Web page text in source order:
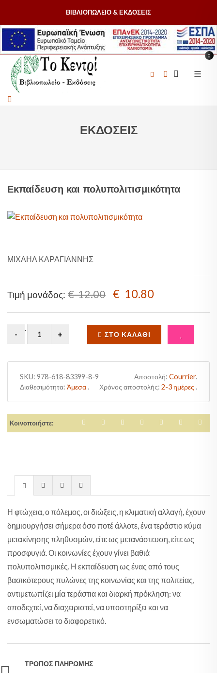
ΒΙΒΛΙΟΠΩΛEΙΟ & ΕΚΔΟΣΕΙΣ
0
ΕΚΔΟΣΕΙΣ
Εκπαίδευση και πολυπολιτισμικότητα
ΜΙΧΑΗΛ ΚΑΡΑΓΙΑΝΝΗΣ
Τιμή μονάδος: € 12.00 € 10.80
.
ΣΤΟ ΚΑΛΆΘΙ
SKU: 978-618-83399-8-9 Αποστολή: Courrier.
Διαθεσιμότητα: Άμεσα. Χρόνος αποστολής: 2-3 ημέρες .
Κοινοποιήστε:
Η φτώχεια, ο πόλεμος, οι διώξεις, η κλιματική αλλαγή, έχουν
δημιουργήσει σήμερα όσο ποτέ άλλοτε, ένα τεράστιο κύμα
μετακίνησης πληθυσμών, είτε ως μετανάστευση, είτε ως
προσφυγιά. Οι κοινωνίες έχουν γίνει βαθιά
πολυπολιτισμικές. Η εκπαίδευση ως ένας από τους
βασικότερους πυλώνες της κοινωνίας και της πολιτείας,
αντιμετωπίζει μία τεράστια και διαρκή πρόκληση: να
αποδεχτεί, να διαχειριστεί, να υποστηρίξει και να
ενσωματώσει το διαφορετικό.
ΤΡΌΠΟΣ ΠΛΗΡΩΜΉΣ